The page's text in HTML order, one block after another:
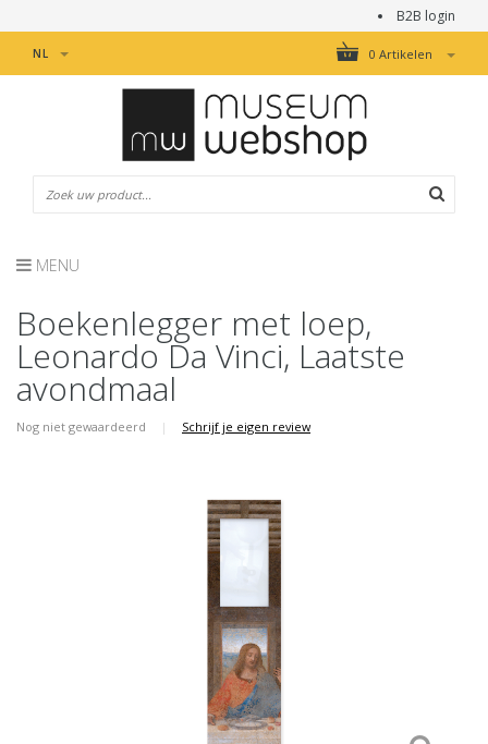
B2B login
0 Artikelen
NL
MENU
Boekenlegger met loep,
Leonardo Da Vinci, Laatste
avondmaal
Nog niet gewaardeerd | Schrijf je eigen review